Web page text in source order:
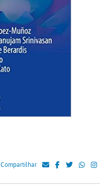
Compartilhar